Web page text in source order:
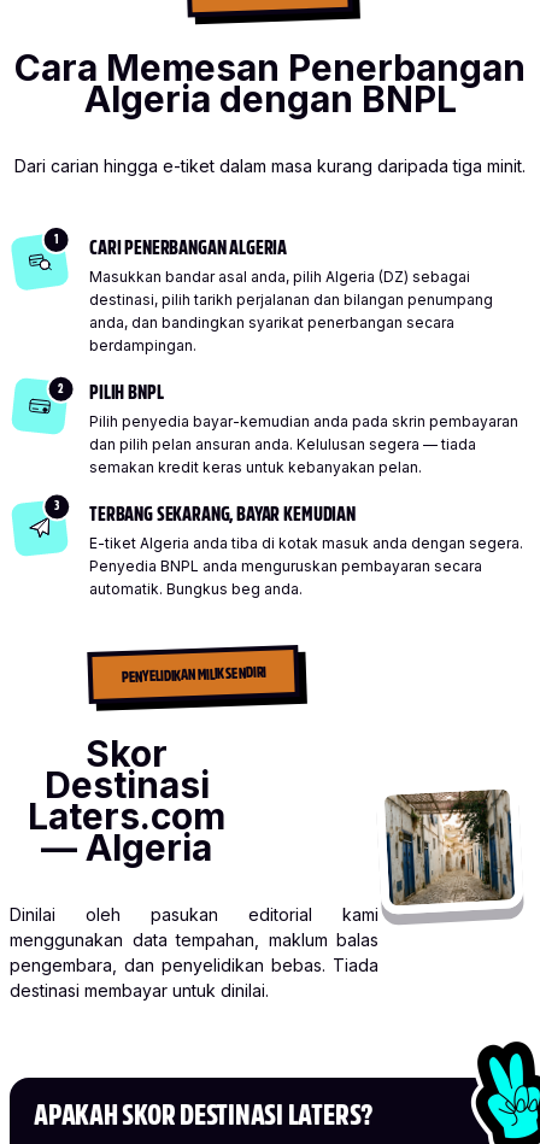
Cara Memesan Penerbangan
Algeria dengan BNPL
Dari carian hingga e-tiket dalam masa kurang daripada tiga minit.
1 CARI PENERBANGAN ALGERIA
Masukkan bandar asal anda, pilih Algeria (DZ) sebagai
destinasi, pilih tarikh perjalanan dan bilangan penumpang
anda, dan bandingkan syarikat penerbangan secara
berdampingan.
2 PILIH BNPL
Pilih penyedia bayar-kemudian anda pada skrin pembayaran
dan pilih pelan ansuran anda. Kelulusan segera — tiada
semakan kredit keras untuk kebanyakan pelan.
3 TERBANG SEKARANG, BAYAR KEMUDIAN
E-tiket Algeria anda tiba di kotak masuk anda dengan segera.
Penyedia BNPL anda menguruskan pembayaran secara
automatik. Bungkus beg anda.
PENYELIDIKAN MILIK SENDIRI
Skor
Destinasi
Laters.com
— Algeria
Dinilai oleh pasukan editorial kami
menggunakan data tempahan, maklum balas
pengembara, dan penyelidikan bebas. Tiada
destinasi membayar untuk dinilai.
APAKAH SKOR DESTINASI LATERS?